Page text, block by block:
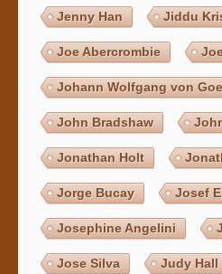
Jenny Han Jiddu
Joe Abercrombie
Johann Wolfgang von
John Bradshaw
Jonathan Holt
Jorge Bucay Josef
Josephine Angelini
Jose Silva Judy Hall